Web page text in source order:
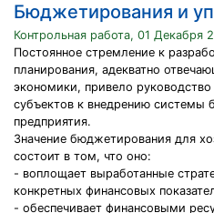
Бюджетирования и
Контрольная работа, 01 Декабря
Постоянное стремление к
планирования, адекватно
экономики, привело
субъектов к внедрению системы
предприятия.
Значение бюджетирования для
состоит в том, что оно:
- воплощает выработанные
конкретных финансовых
- обеспечивает финансовыми